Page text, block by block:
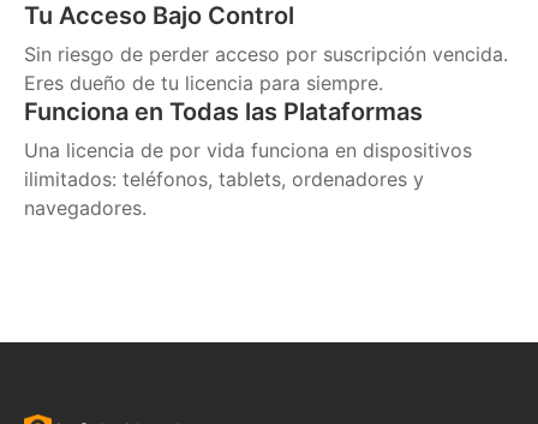
Tu Acceso Bajo Control
Sin riesgo de perder acceso por suscripción vencida.
Eres dueño de tu licencia para siempre.
Funciona en Todas las Plataformas
Una licencia de por vida funciona en dispositivos
ilimitados: teléfonos, tablets, ordenadores y
navegadores.